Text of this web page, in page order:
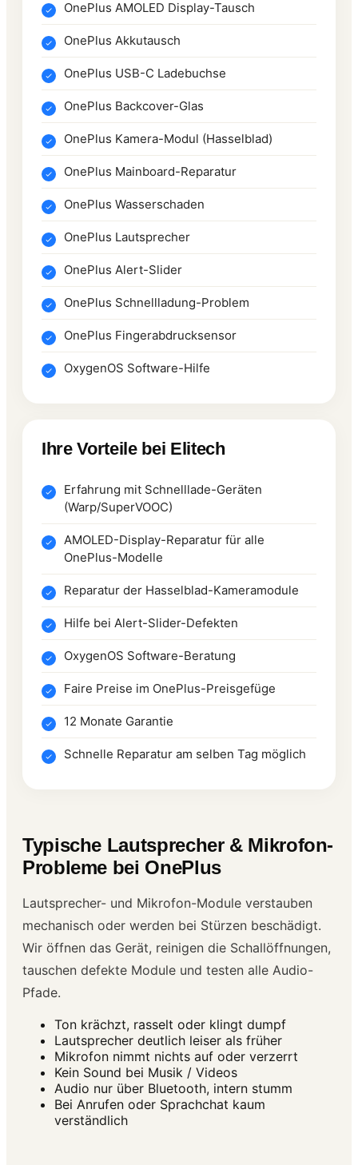
OnePlus AMOLED Display-Tausch
OnePlus Akkutausch
OnePlus USB-C Ladebuchse
OnePlus Backcover-Glas
OnePlus Kamera-Modul (Hasselblad)
OnePlus Mainboard-Reparatur
OnePlus Wasserschaden
OnePlus Lautsprecher
OnePlus Alert-Slider
OnePlus Schnellladung-Problem
OnePlus Fingerabdrucksensor
OxygenOS Software-Hilfe
Ihre Vorteile bei Elitech
Erfahrung mit Schnelllade-Geräten
(Warp/SuperVOOC)
AMOLED-Display-Reparatur für alle
OnePlus-Modelle
Reparatur der Hasselblad-Kameramodule
Hilfe bei Alert-Slider-Defekten
OxygenOS Software-Beratung
Faire Preise im OnePlus-Preisgefüge
12 Monate Garantie
Schnelle Reparatur am selben Tag möglich
Typische Lautsprecher & Mikrofon-
Probleme bei OnePlus
Lautsprecher- und Mikrofon-Module verstauben
mechanisch oder werden bei Stürzen beschädigt.
Wir öffnen das Gerät, reinigen die Schallöffnungen,
tauschen defekte Module und testen alle Audio-
Pfade.
Ton krächzt, rasselt oder klingt dumpf
Lautsprecher deutlich leiser als früher
Mikrofon nimmt nichts auf oder verzerrt
Kein Sound bei Musik / Videos
Audio nur über Bluetooth, intern stumm
Bei Anrufen oder Sprachchat kaum
verständlich